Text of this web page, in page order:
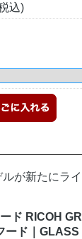
込)
が新たにラ
ド RICOH
ード｜